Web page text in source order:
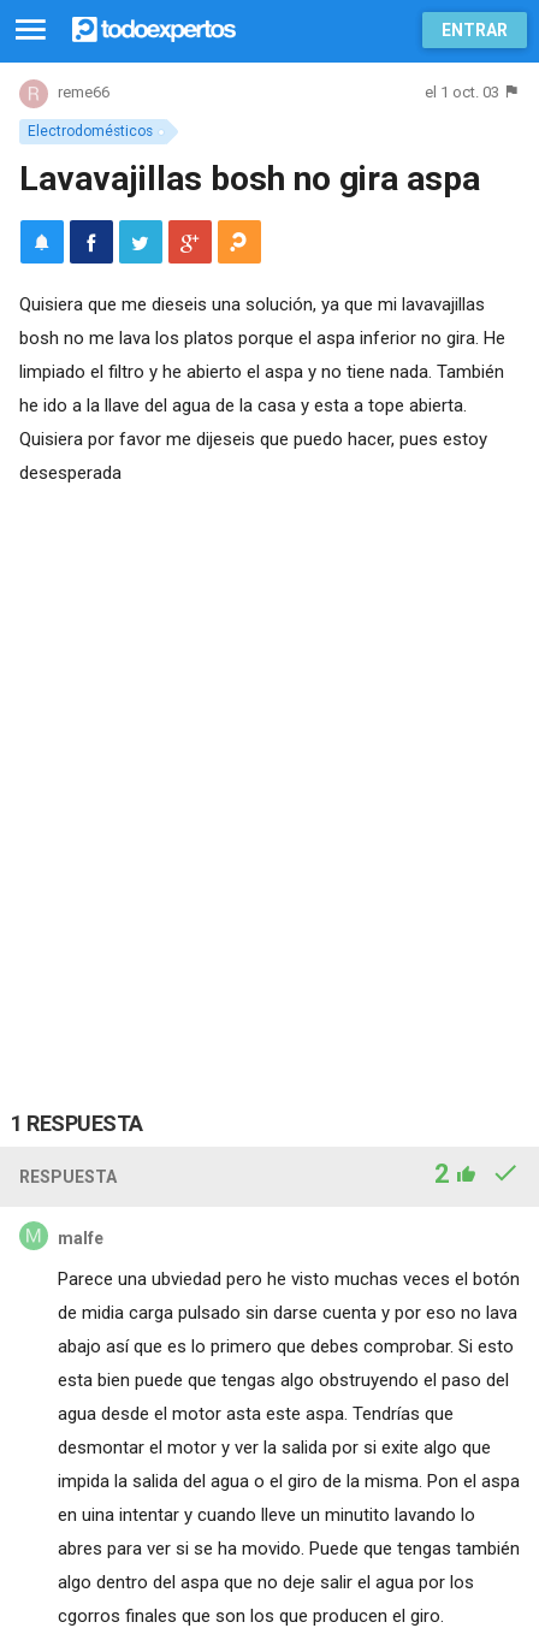
ENTRAR
Electrodomésticos
reme66 el 1 oct. 03
Lavavajillas bosh no gira aspa
Quisiera que me dieseis una solución, ya que mi lavavajillas
bosh no me lava los platos porque el aspa inferior no gira. He
limpiado el filtro y he abierto el aspa y no tiene nada. También
he ido a la llave del agua de la casa y esta a tope abierta.
Quisiera por favor me dijeseis que puedo hacer, pues estoy
desesperada
1 RESPUESTA
RESPUESTA 2
malfe
Parece una ubviedad pero he visto muchas veces el botón
de midia carga pulsado sin darse cuenta y por eso no lava
abajo así que es lo primero que debes comprobar. Si esto
esta bien puede que tengas algo obstruyendo el paso del
agua desde el motor asta este aspa. Tendrías que
desmontar el motor y ver la salida por si exite algo que
impida la salida del agua o el giro de la misma. Pon el aspa
en uina intentar y cuando lleve un minutito lavando lo
abres para ver si se ha movido. Puede que tengas también
algo dentro del aspa que no deje salir el agua por los
cgorros finales que son los que producen el giro.